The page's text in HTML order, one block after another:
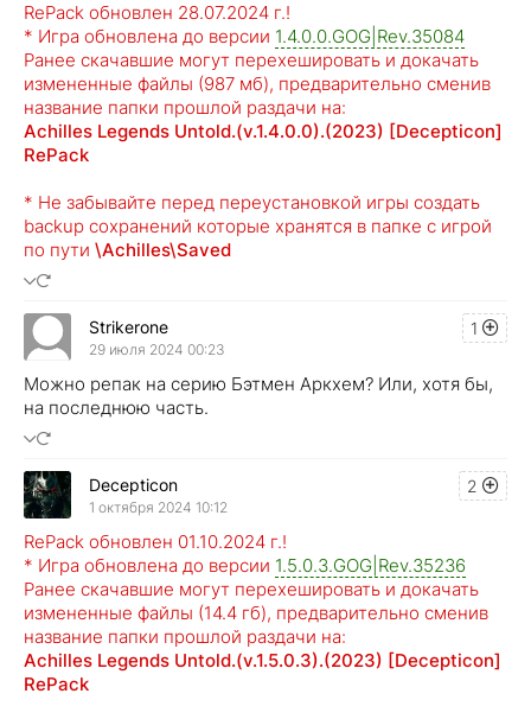
RePack обновлен 28.07.2024 г.!
* Игра обновлена до версии 1.4.0.0.GOG|Rev.35084
Ранее скачавшие могут перехешировать и докачать
измененные файлы (987 мб), предварительно сменив
название папки прошлой раздачи на:
Achilles Legends Untold.(v.1.4.0.0).(2023) [Decepticon]
RePack
* Не забывайте перед переустановкой игры создать
backup сохранений которые хранятся в папке с игрой
по пути \Achilles\Saved
1
Strikerone
29 июля 2024 00:23
Можно репак на серию Бэтмен Аркхем? Или, хотя бы,
на последнюю часть.
2
Decepticon
1 октября 2024 10:12
RePack обновлен 01.10.2024 г.!
* Игра обновлена до версии 1.5.0.3.GOG|Rev.35236
Ранее скачавшие могут перехешировать и докачать
измененные файлы (14.4 гб), предварительно сменив
название папки прошлой раздачи на:
Achilles Legends Untold.(v.1.5.0.3).(2023) [Decepticon]
RePack